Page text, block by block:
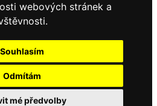
webových stránek a
Souhlasím
Odmítám
mé předvolby